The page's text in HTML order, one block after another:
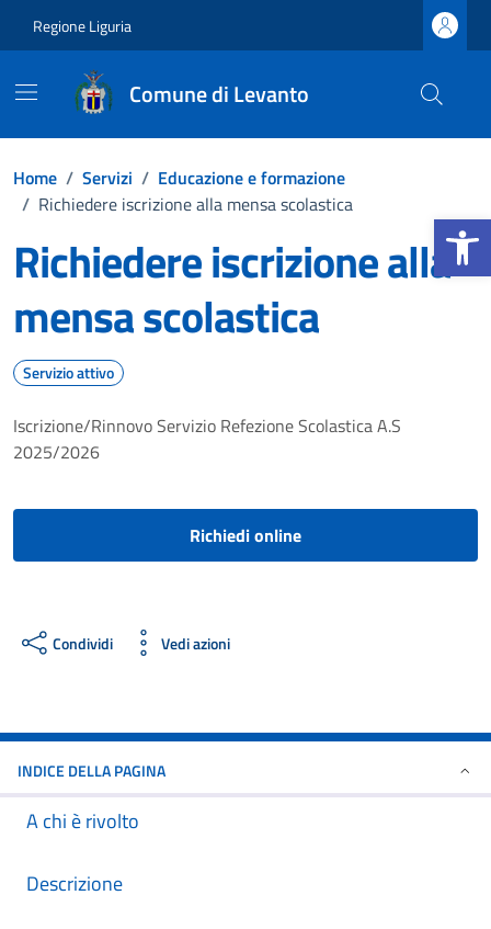
Apri la
Regione Liguria
Comune di Levanto
Home / Servizi / Educazione e formazione
/ Richiedere iscrizione alla mensa scolastica
Richiedere iscrizione alla
mensa scolastica
Servizio attivo
Iscrizione/Rinnovo Servizio Refezione Scolastica A.S
2025/2026
Richiedi online
Condividi Vedi azioni
INDICE DELLA PAGINA
A chi è rivolto
Descrizione